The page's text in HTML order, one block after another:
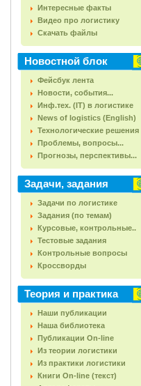
Интересные факты
Видео про логистику
Скачать файлы
Новостной блок
Фейсбук лента
Новости, события...
Инф.тех. (IT) в логистике
News of logistics (English)
Технологические решения
Проблемы, вопросы...
Прогнозы, перспективы...
Задачи, задания
Задачи по логистике
Задания (по темам)
Курсовые, контрольные..
Тестовые задания
Контрольные вопросы
Кроссворды
Теория и практика
Наши публикации
Наша библиотека
Публикации On-line
Из теории логистики
Из практики логистики
Книги On-line (текст)